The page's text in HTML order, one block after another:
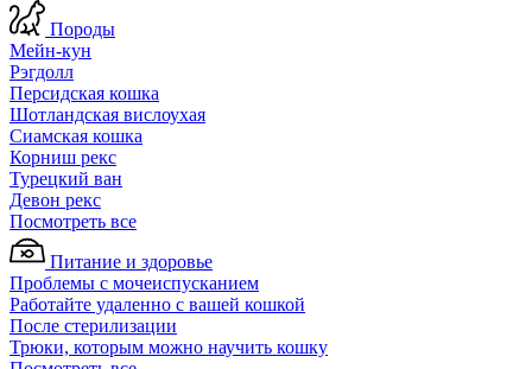
Породы
Мейн-кун
Рэгдолл
Персидская кошка
Шотландская вислоухая
Сиамская кошка
Корниш рекс
Турецкий ван
Девон рекс
Посмотреть все
Питание и здоровье
Проблемы с мочеиспусканием
Работайте удаленно с вашей кошкой
После стерилизации
Трюки, которым можно научить кошку